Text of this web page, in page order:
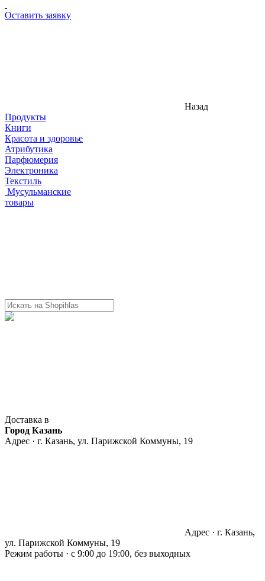
Оставить заявку
Назад
Продукты
Книги
Красота и здоровье
Атрибутика
Парфюмерия
Электроника
Текстиль
Мусульманские
товары
Доставка в
Город Казань
Адрес · г. Казань, ул. Парижской Коммуны, 19
Адрес · г. Казань,
ул. Парижской Коммуны, 19
Режим работы · с 9:00 до 19:00, без выходных